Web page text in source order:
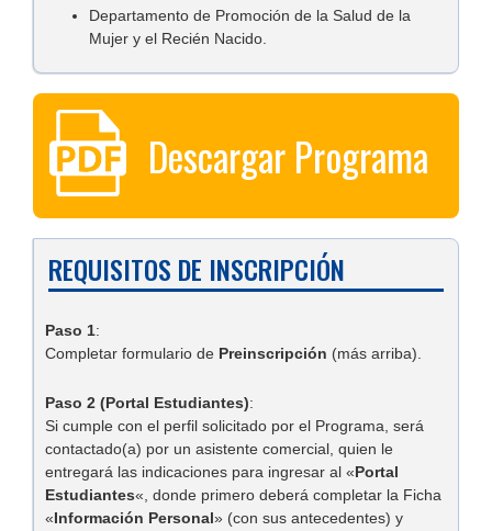
Departamento de Promoción de la Salud de la
Mujer y el Recién Nacido.
Descargar Programa
REQUISITOS DE INSCRIPCIÓN
Paso 1:
Completar formulario de Preinscripción (más arriba).
Paso 2 (Portal Estudiantes):
Si cumple con el perfil solicitado por el Programa, será
contactado(a) por un asistente comercial, quien le
entregará las indicaciones para ingresar al «Portal
Estudiantes«, donde primero deberá completar la Ficha
«Información Personal» (con sus antecedentes) y